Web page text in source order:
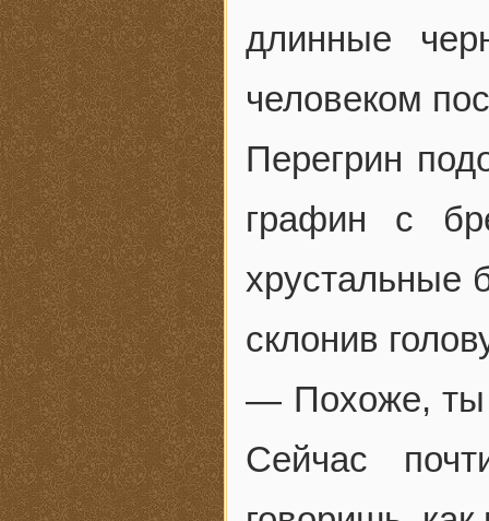
длинные
человеком
Перегрин
графин с
хрустальные
склонив
— Похоже, ты
Сейчас